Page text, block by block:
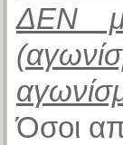
ΔΕΝ
Όσοι